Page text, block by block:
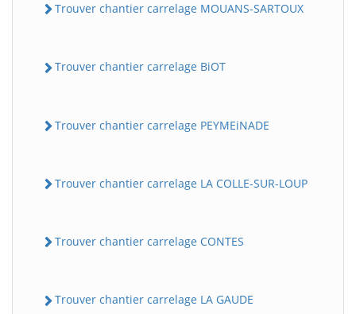
Trouver chantier carrelage MOUANS-SARTOUX
Trouver chantier carrelage BiOT
Trouver chantier carrelage PEYMEiNADE
Trouver chantier carrelage LA COLLE-SUR-LOUP
Trouver chantier carrelage CONTES
Trouver chantier carrelage LA GAUDE